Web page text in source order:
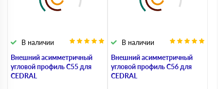
Внешний асимметричный
угловой профиль С55 для
CEDRAL
В наличии
Внешний асимметричный
угловой профиль С56 для
CEDRAL
В наличии